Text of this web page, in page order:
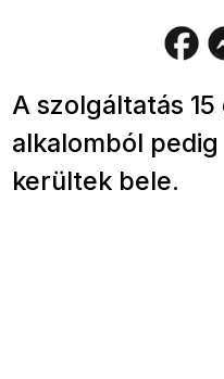
A szolgáltatás
alkalomból
kerültek bele.